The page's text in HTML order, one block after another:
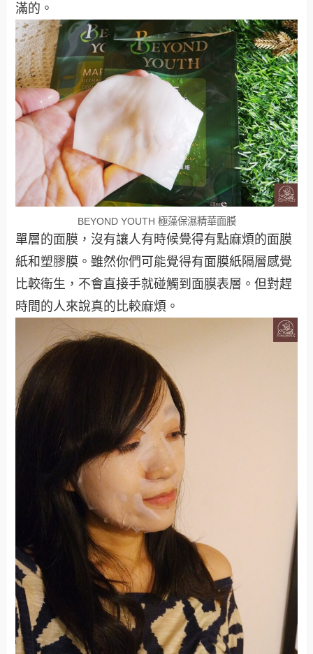
滿的。
BEYOND YOUTH 極藻保濕精華面膜
單層的面膜，沒有讓人有時候覺得有點麻煩的面膜
紙和塑膠膜。雖然你們可能覺得有面膜紙隔層感覺
比較衛生，不會直接手就碰觸到面膜表層。但對趕
時間的人來說真的比較麻煩。